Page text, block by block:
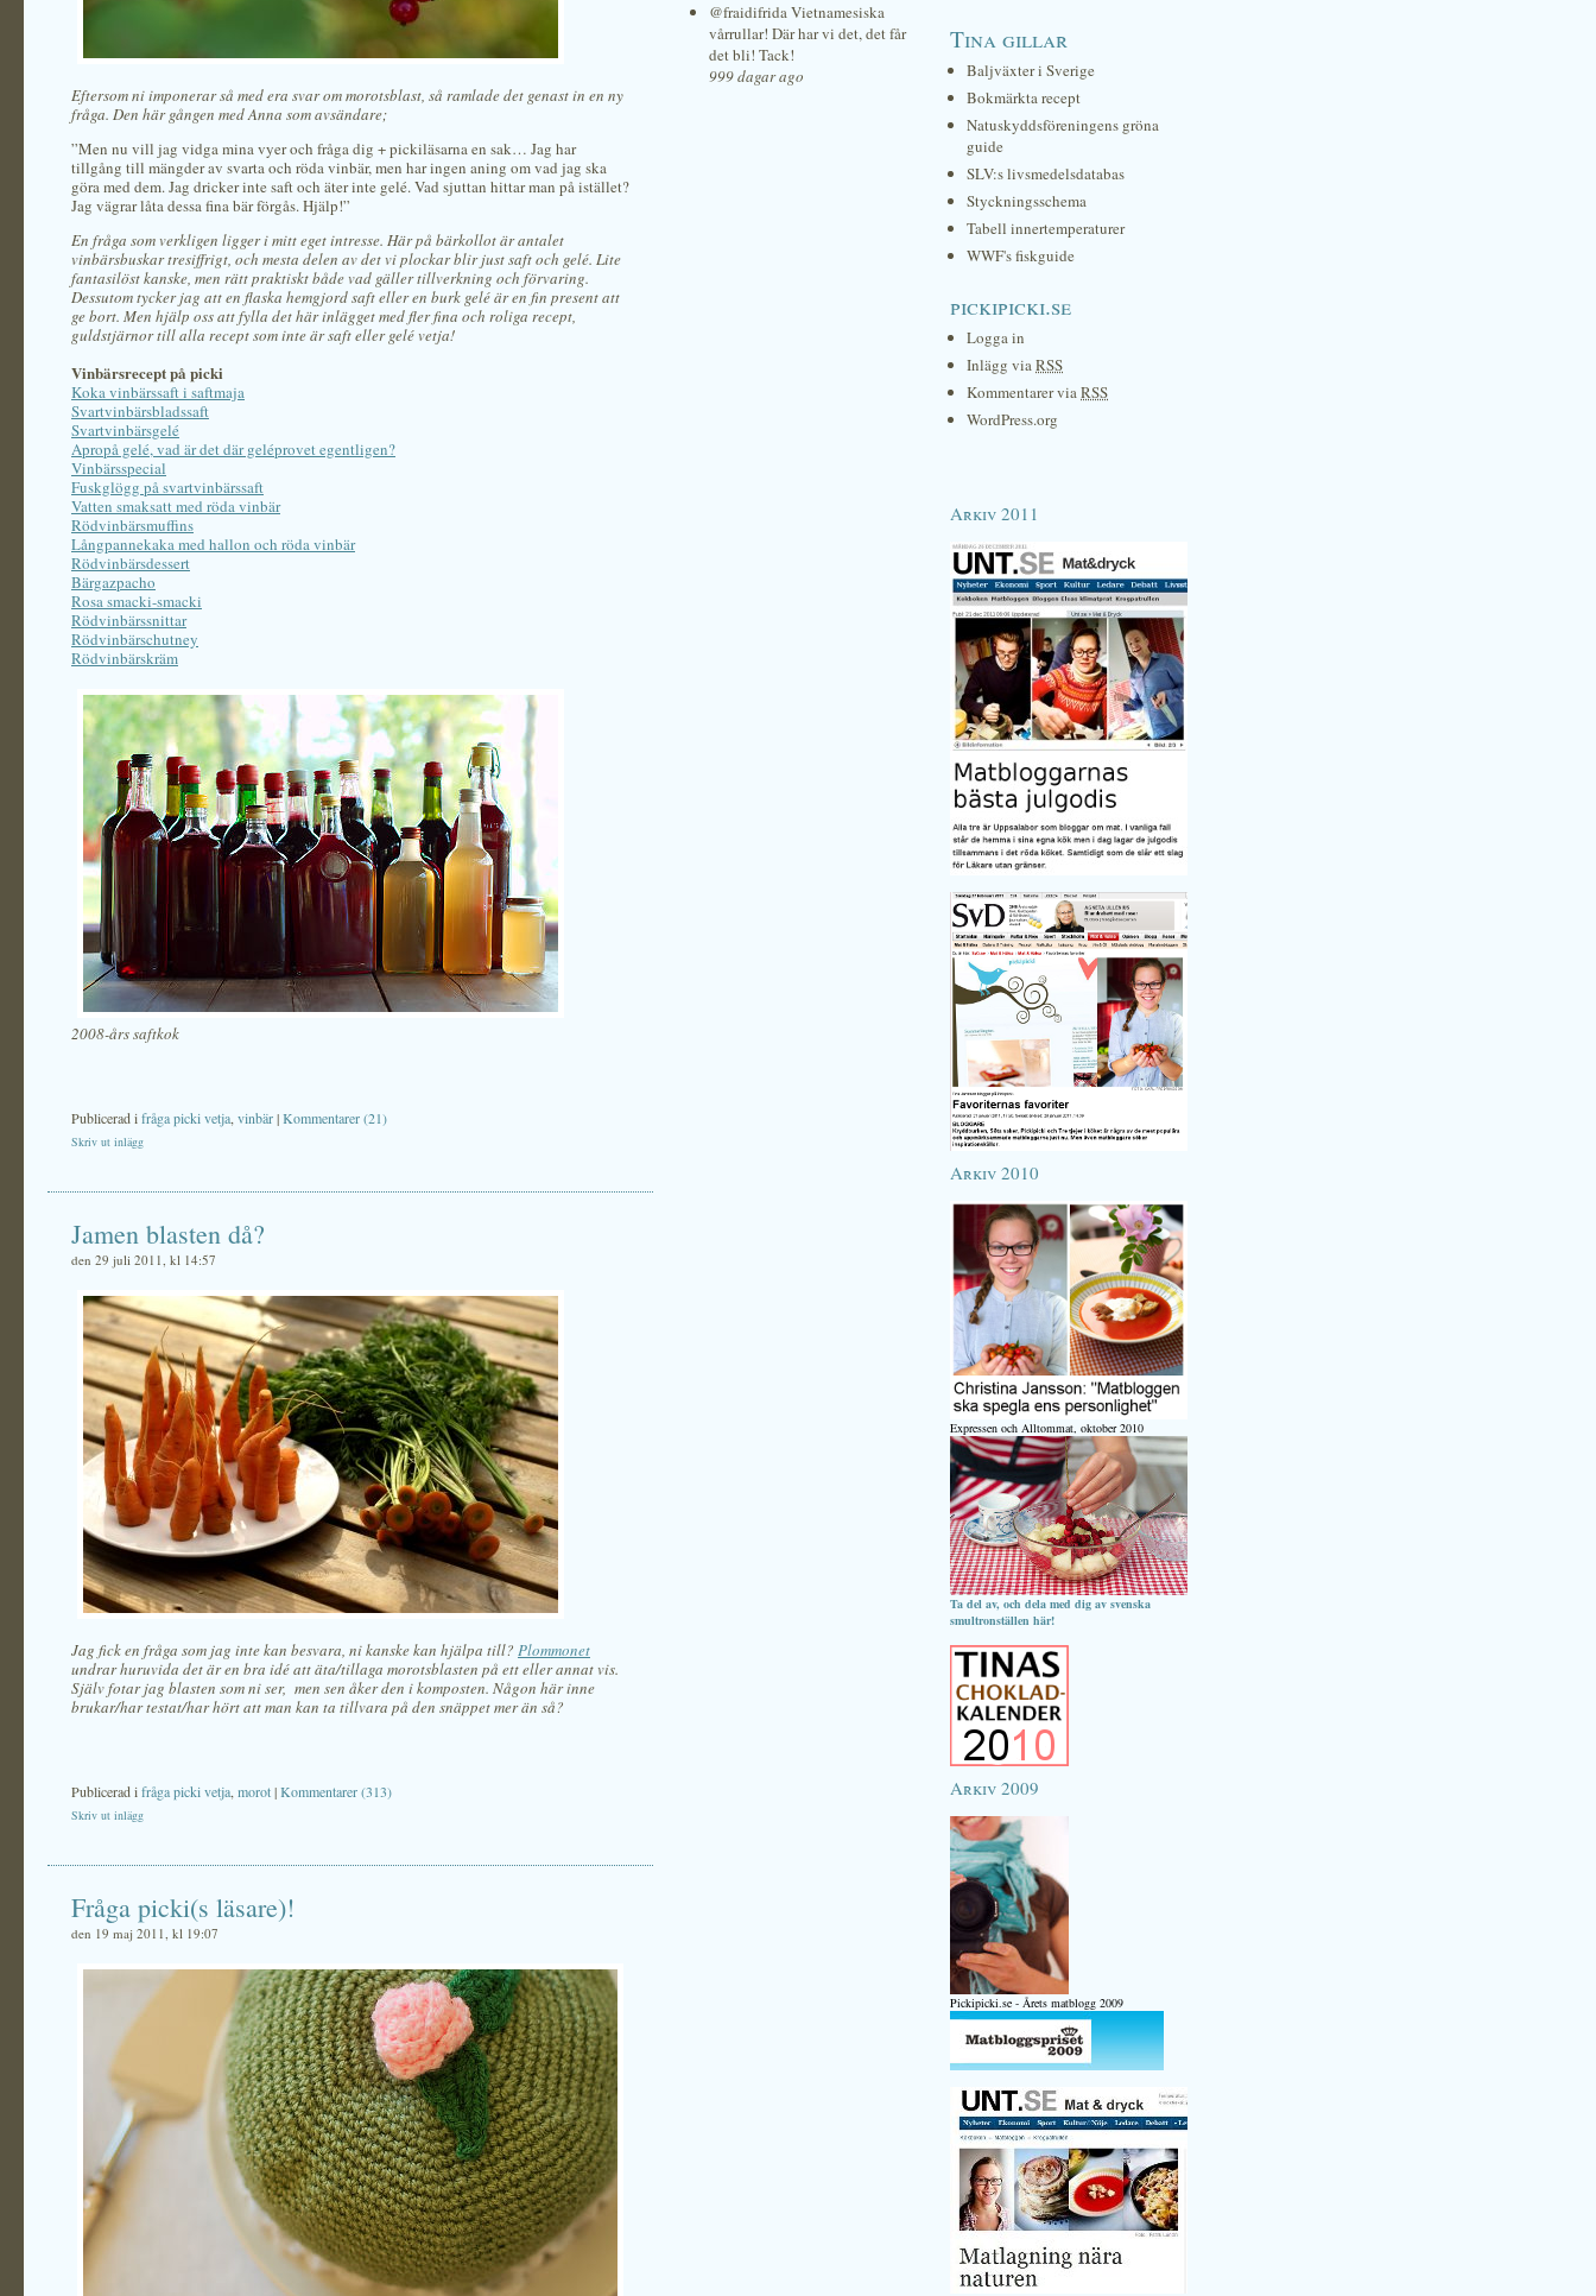
Eftersom ni imponerar så med era svar om morotsblast, så ramlade det genast in en ny
fråga. Den här gången med Anna som avsändare;
”Men nu vill jag vidga mina vyer och fråga dig + pickiläsarna en sak… Jag har
tillgång till mängder av svarta och röda vinbär, men har ingen aning om vad jag ska
göra med dem. Jag dricker inte saft och äter inte gelé. Vad sjuttan hittar man på istället?
Jag vägrar låta dessa fina bär förgås. Hjälp!”
En fråga som verkligen ligger i mitt eget intresse. Här på bärkollot är antalet
vinbärsbuskar tresiffrigt, och mesta delen av det vi plockar blir just saft och gelé. Lite
fantasilöst kanske, men rätt praktiskt både vad gäller tillverkning och förvaring.
Dessutom tycker jag att en flaska hemgjord saft eller en burk gelé är en fin present att
ge bort. Men hjälp oss att fylla det här inlägget med fler fina och roliga recept,
guldstjärnor till alla recept som inte är saft eller gelé vetja!
Vinbärsrecept på picki
Koka vinbärssaft i saftmaja
Svartvinbärsbladssaft
Svartvinbärsgelé
Apropå gelé, vad är det där geléprovet egentligen?
Vinbärsspecial
Fuskglögg på svartvinbärssaft
Vatten smaksatt med röda vinbär
Rödvinbärsmuffins
Långpannekaka med hallon och röda vinbär
Rödvinbärsdessert
Bärgazpacho
Rosa smacki-smacki
Rödvinbärssnittar
Rödvinbärschutney
Rödvinbärskräm
2008-års saftkok
Publicerad ifråga picki vetja vinbär|Kommentarer (21)
Skriv ut inlägg
Jamen blasten då?
den 29 juli 2011, kl 14:57
Jag fick en fråga som jag inte kan besvara, ni kanske kan hjälpa till? Plommonet
undrar huruvida det är en bra idé att äta/tillaga morotsblasten på ett eller annat vis.
Själv fotar jag blasten som ni ser, men sen åker den i komposten. Någon här inne
brukar/har testat/har hört att man kan ta tillvara på den snäppet mer än så?
Publicerad ifråga picki vetja morot|Kommentarer (313)
Skriv ut inlägg
Fråga picki(s läsare)!
den 19 maj 2011, kl 19:07
@fraidifrida Vietnamesiska
vårrullar! Där har vi det, det får
det bli! Tack!
999 dagar ago
Tina gillar
Baljväxter i Sverige
Bokmärkta recept
Natuskyddsföreningens gröna
guide
SLV:s livsmedelsdatabas
Styckningsschema
Tabell innertemperaturer
WWF's fiskguide
pickipicki.se
Logga in
Inlägg viaRSS
Kommentarer viaRSS
WordPress.org
Arkiv 2011
Arkiv 2010
Expressen och Alltommat, oktober 2010
Ta del av, och dela med dig av svenska
smultronställen här!
Arkiv 2009
Pickipicki.se - Årets matblogg 2009